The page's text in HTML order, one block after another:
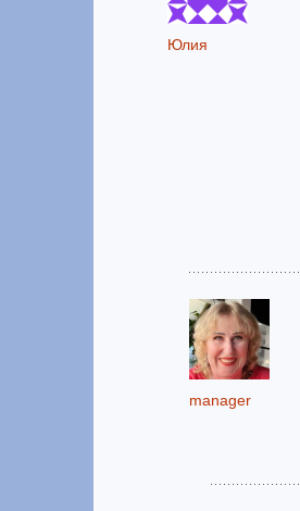
Юлия
manager